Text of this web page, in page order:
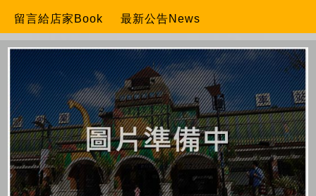
留言給店家Book 最新公告News